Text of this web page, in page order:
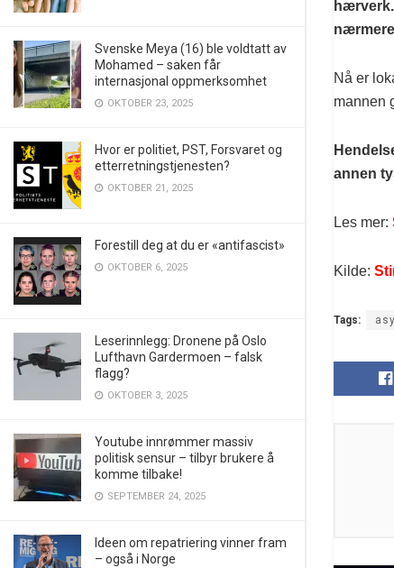
Svenske Meya (16) ble voldtatt av
Mohamed – saken får
internasjonal oppmerksomhet
OKTOBER 23, 2025
Hvor er politiet, PST, Forsvaret og
etterretningstjenesten?
OKTOBER 21, 2025
Forestill deg at du er «antifascist»
OKTOBER 6, 2025
Leserinnlegg: Dronene på Oslo
Lufthavn Gardermoen – falsk
flagg?
OKTOBER 3, 2025
Youtube innrømmer massiv
politisk sensur – tilbyr brukere å
komme tilbake!
SEPTEMBER 24, 2025
Ideen om repatriering vinner fram
– også i Norge
Nå er
mannen
annen
Les mer:
Kilde:
Tags: